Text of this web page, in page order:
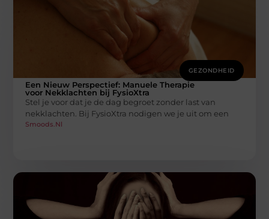
GEZONDHEID
Een Nieuw Perspectief: Manuele Therapie
voor Nekklachten bij FysioXtra
Stel je voor dat je de dag begroet zonder last van
nekklachten. Bij FysioXtra nodigen we je uit om een
Smoods.nl